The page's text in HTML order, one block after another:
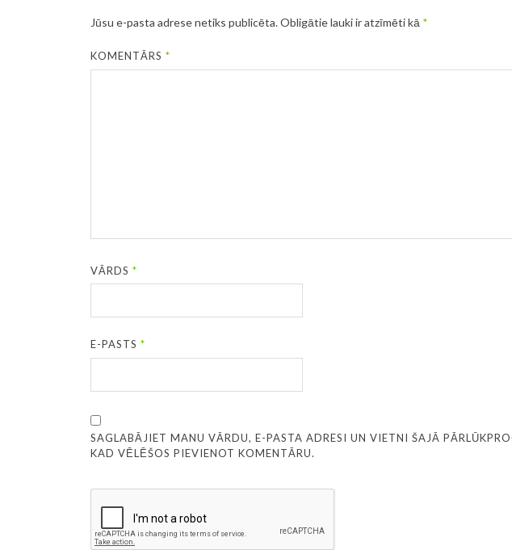
Jūsu e-pasta adrese netiks publicēta.Obligātie lauki ir atzīmēti kā *
KOMENTĀRS*
VĀRDS*
E-PASTS*
SAGLABĀJIET MANU VĀRDU, E-PASTA ADRESI UN VIETNI ŠAJĀ
KAD VĒLĒŠOS PIEVIENOT KOMENTĀRU.